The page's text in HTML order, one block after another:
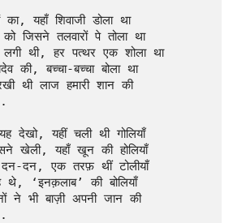
का, यहाँ शिवाजी डोला था
जिसने तलवारों पे तोला था
लगी थी, हर पत्थर एक शोला था
की, बच्चा-बच्चा बोला था
थी लाज हमारी शान की
यह देखो, यहीं चली थी गोलियाँ
खेली, यहाँ खून की होलियाँ
दन, एक तरफ़ थीं टोलीयाँ
थे, ‘इनक़लाब’ की बोलियाँ
ने भी बाज़ी अपनी जान की